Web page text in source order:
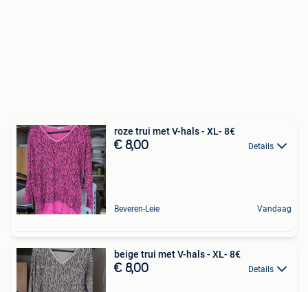
roze trui met V-hals - XL- 8€
€ 8,00 Details
Beveren-Leie Vandaag
beige trui met V-hals - XL- 8€
€ 8,00 Details